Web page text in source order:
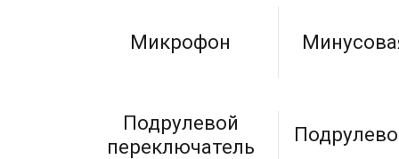
Микрофон
Подрулевой
переключатель